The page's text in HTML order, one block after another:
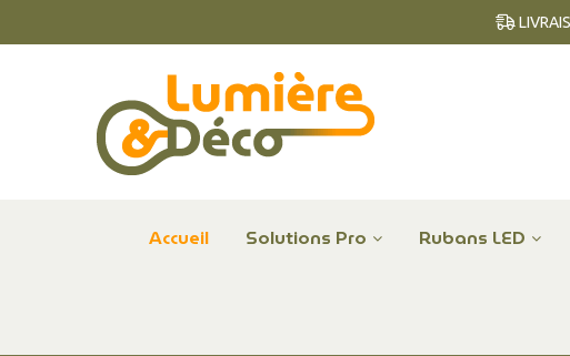
Accueil Solutions Pro Rubans LED